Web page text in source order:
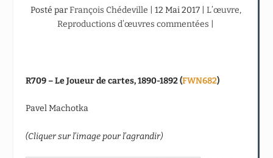
Posté parFrançois Chédeville 12 Mai 2017| L’œuvre,
Reproductions d’œuvres commentées
R709 – Le Joueur de cartes, 1890-1892 (FWN682)
Pavel Machotka
(Cliquer sur l’image pour l’agrandir)